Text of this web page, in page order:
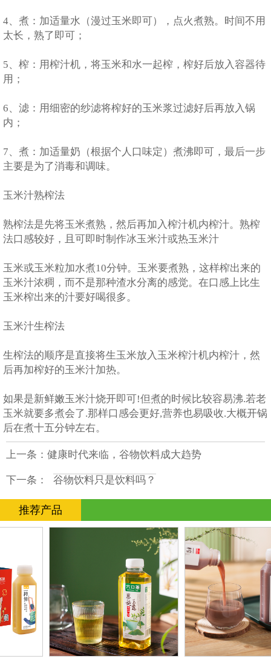
4、煮：加适量水（漫过玉米即可），点火煮熟。时间不用
太长，熟了即可；
5、榨：用榨汁机，将玉米和水一起榨，榨好后放入容器待
用；
6、滤：用细密的纱滤将榨好的玉米浆过滤好后再放入锅
内；
7、煮：加适量奶（根据个人口味定）煮沸即可，最后一步
主要是为了消毒和调味。
玉米汁熟榨法
熟榨法是先将玉米煮熟，然后再加入榨汁机内榨汁。熟榨
法口感较好，且可即时制作冰玉米汁或热玉米汁
玉米或玉米粒加水煮10分钟。玉米要煮熟，这样榨出来的
玉米汁浓稠，而不是那种渣水分离的感觉。在口感上比生
玉米榨出来的汁要好喝很多。
玉米汁生榨法
生榨法的顺序是直接将生玉米放入玉米榨汁机内榨汁，然
后再加榨好的玉米汁加热。
如果是新鲜嫩玉米汁烧开即可!但煮的时候比较容易沸.若老
玉米就要多煮会了.那样口感会更好,营养也易吸收.大概开锅
后在煮十五分钟左右。
上一条： 健康时代来临，谷物饮料成大趋势
下一条： 谷物饮料只是饮料吗？
推荐产品